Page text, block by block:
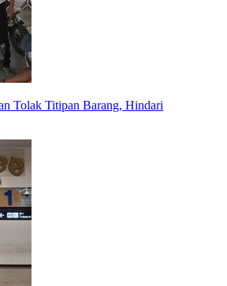
Tolak Titipan Barang, Hindari